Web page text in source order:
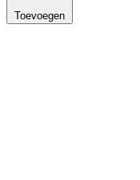
Toevoegen